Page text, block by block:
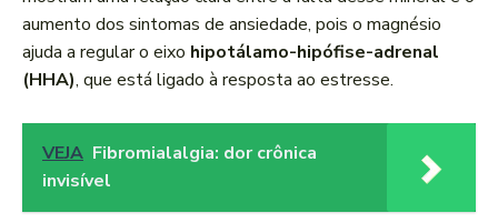
aumento dos sintomas de ansiedade, pois o magnésio
ajuda a regular o eixo hipotálamo-hipófise-adrenal
(HHA), que está ligado à resposta ao estresse.
VEJA Fibromialalgia: dor crônica
invisível